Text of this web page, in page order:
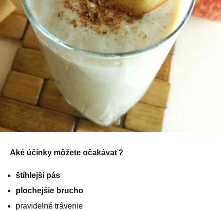
Aké účinky môžete očakávať?
štíhlejší pás
plochejšie brucho
pravidelné trávenie